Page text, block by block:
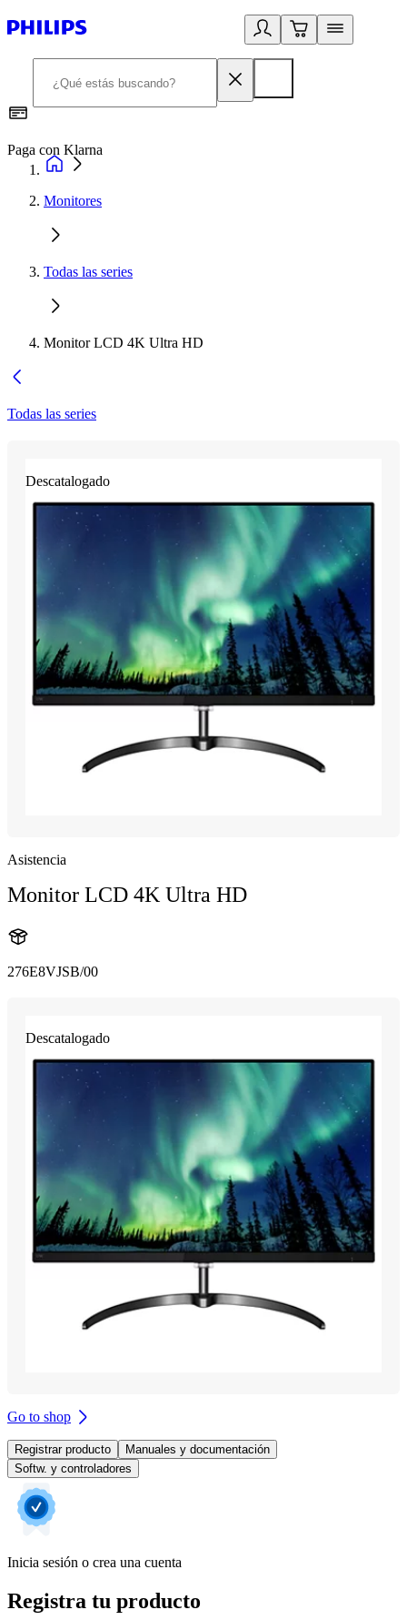
Paga con Klarna
Monitores
Todas las series
Monitor LCD 4K Ultra HD
Todas las series
Descatalogado
Asistencia
Monitor LCD 4K Ultra HD
276E8VJSB/00
Descatalogado
Go to shop
Registrar producto
Manuales y documentación
Softw. y controladores
Inicia sesión o crea una cuenta
Registra tu producto